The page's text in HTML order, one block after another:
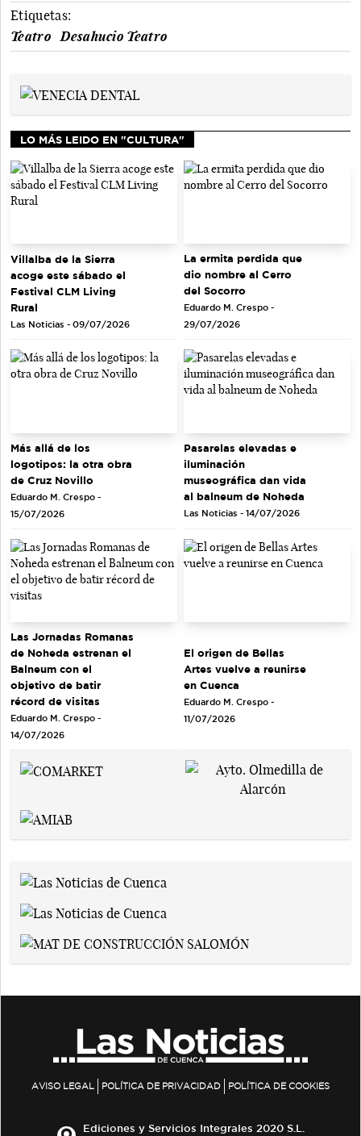
Etiquetas:
Teatro
Desahucio Teatro
LO MÁS LEIDO EN "CULTURA"
Villalba de la Sierra
acoge este sábado el
Festival CLM Living
Rural
Las Noticias - 09/07/2026
La ermita perdida que
dio nombre al Cerro
del Socorro
Eduardo M. Crespo -
29/07/2026
Más allá de los
logotipos: la otra obra
de Cruz Novillo
Eduardo M. Crespo -
15/07/2026
Pasarelas elevadas e
iluminación
museográfica dan vida
al balneum de Noheda
Las Noticias - 14/07/2026
Las Jornadas Romanas
de Noheda estrenan el
Balneum con el
objetivo de batir
récord de visitas
Eduardo M. Crespo -
14/07/2026
El origen de Bellas
Artes vuelve a reunirse
en Cuenca
Eduardo M. Crespo -
11/07/2026
AVISO LEGAL POLÍTICA DE PRIVACIDAD POLÍTICA DE COOKIES
Ediciones y Servicios Integrales 2020 S.L.